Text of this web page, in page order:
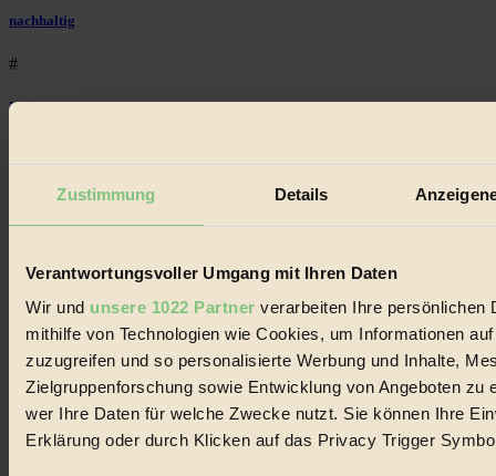
Zustimmung Details
Verantwortungsvoller Umgang mit Ihren Daten
Wir und unsere 1022 Partner verarbeiten Ihre persönlichen
mithilfe von Technologien wie Cookies, um Informationen
zuzugreifen und so personalisierte Werbung und Inhalte,
Zielgruppenforschung sowie Entwicklung von Angeboten zu
wer Ihre Daten für welche Zwecke nutzt. Sie können Ihre
Erklärung oder durch Klicken auf das Privacy Trigger
nachhaltig
#
Landwirtschaft
Regional
Garten